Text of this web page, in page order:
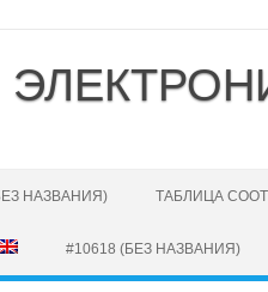
НАЗВАНИЯ) ТАБЛИЦА
#10618 (БЕЗ НАЗВАНИЯ)